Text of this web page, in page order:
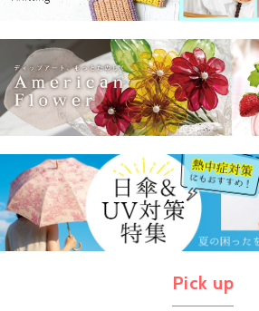
Pick up